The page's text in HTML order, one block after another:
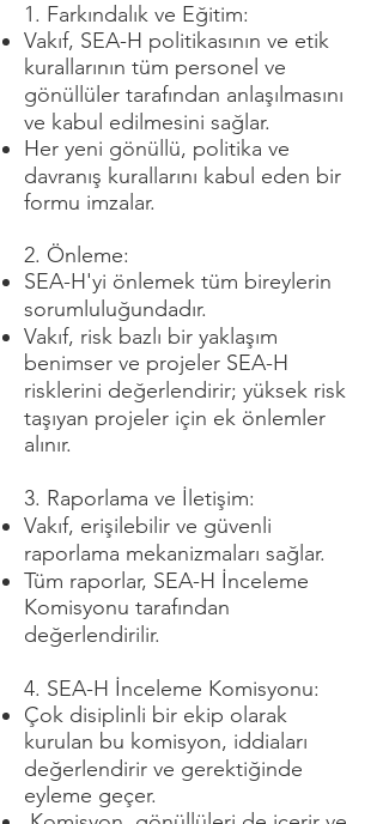
1. Farkındalık ve Eğitim:
Vakıf, SEA-H politikasının ve etik
kurallarının tüm personel ve
gönüllüler tarafından anlaşılmasını
ve kabul edilmesini sağlar.
Her yeni gönüllü, politika ve
davranış kurallarını kabul eden bir
formu imzalar.
2. Önleme:
SEA-H'yi önlemek tüm bireylerin
sorumluluğundadır.
Vakıf, risk bazlı bir yaklaşım
benimser ve projeler SEA-H
risklerini değerlendirir; yüksek risk
taşıyan projeler için ek önlemler
alınır.
3. Raporlama ve İletişim:
Vakıf, erişilebilir ve güvenli
raporlama mekanizmaları sağlar.
Tüm raporlar, SEA-H İnceleme
Komisyonu tarafından
değerlendirilir.
4. SEA-H İnceleme Komisyonu:
Çok disiplinli bir ekip olarak
kurulan bu komisyon, iddiaları
değerlendirir ve gerektiğinde
eyleme geçer.